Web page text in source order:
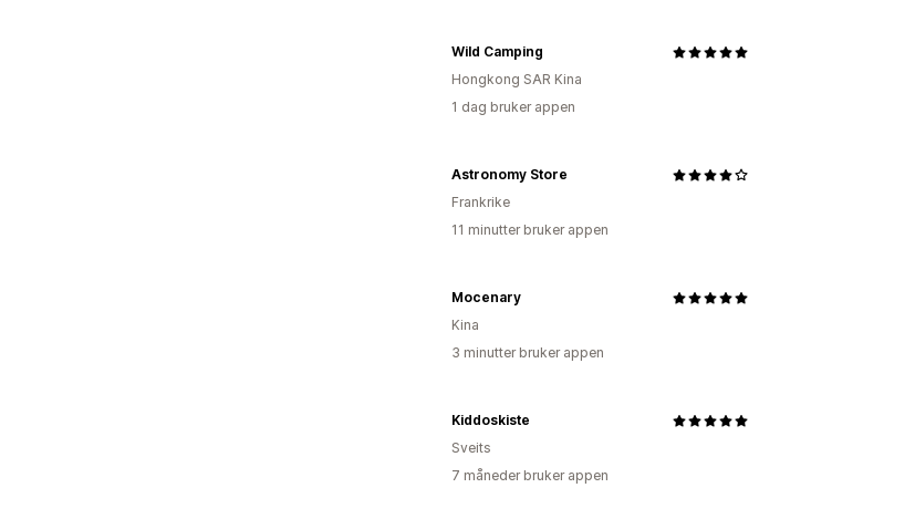
Wild Camping
Hongkong SAR Kina
1 dag bruker appen
Astronomy Store
Frankrike
11 minutter bruker appen
Mocenary
Kina
3 minutter bruker appen
Kiddoskiste
Sveits
7 måneder bruker appen